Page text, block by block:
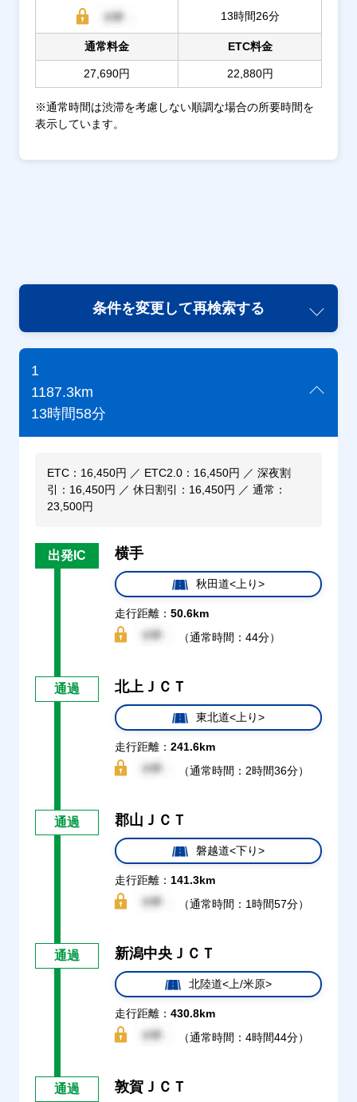
13時間26分
通常料金
27,690円
ETC料金
22,880円
※通常時間は渋滞を考慮しない順調な場合の所要時間を
表示しています。
条件を変更して再検索する
1
1187.3km
13時間58分
ETC：16,450円 ／ ETC2.0：16,450円 ／ 深夜割
引：16,450円 ／ 休日割引：16,450円 ／ 通常：
23,500円
出発IC 横手
秋田道<上り>
走行距離： 50.6km
（通常時間：44分）
通過 北上ＪＣＴ
東北道<上り>
走行距離： 241.6km
（通常時間：2時間36分）
通過 郡山ＪＣＴ
磐越道<下り>
走行距離： 141.3km
（通常時間：1時間57分）
通過 新潟中央ＪＣＴ
北陸道<上/米原>
走行距離： 430.8km
（通常時間：4時間44分）
通過 敦賀ＪＣＴ